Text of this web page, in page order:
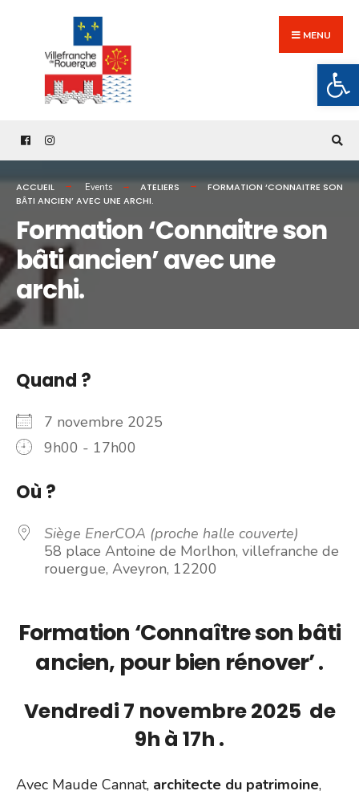
content
MENU
ACCUEIL Events ATELIERS
FORMATION ‘CONNAITRE SON
BÂTI ANCIEN’ AVEC UNE ARCHI.
Formation ‘Connaitre son
bâti ancien’ avec une
archi.
Quand ?
7 novembre 2025
9h00 - 17h00
Où ?
Siège EnerCOA (proche halle couverte)
58 place Antoine de Morlhon, villefranche de
rouergue, Aveyron, 12200
Formation ‘Connaître son bâti
ancien, pour bien rénover’ .
Vendredi 7 novembre 2025 de
9h à 17h .
Avec Maude Cannat, architecte du patrimoine,